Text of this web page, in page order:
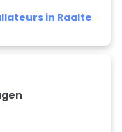
in Raalte